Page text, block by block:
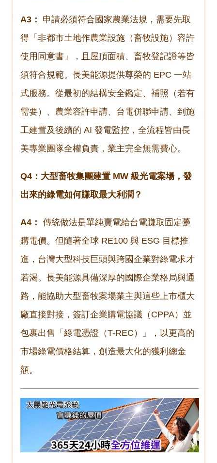
A3：
申請必須符合國家農業法規，需要先取
得「非都市土地作農業設施（畜牧設施）容許
使用同意書」，且屋頂面積、畜牧登記證等皆
須符合規範。長美能源提供尊榮的 EPC 一站
式服務。從最初的結構安全鑑定、補照（若有
需要）、農業容許申請、台電併聯申請、到施
工建置及後續的 AI 發電監控，全流程皆由長
美專業團隊全權負責，業主完全無需費心。
Q4：大型畜牧集團建置 MW 級光電案場，發
出來的綠電如何賺取最大利潤？
A4： 傳統做法是單純賣電給台電賺取固定躉
購電價。但隨著全球 RE100 與 ESG 目標推
進，台灣大型科技巨頭與跨國企業對綠電求才
若渴。長美能源具備深厚的國際企業格局與通
路，能協助大型畜牧案場業主與這些上市櫃大
廠直接對接，簽訂企業購電協議（CPPA）並
包裹出售「綠電憑證（T-REC）」，以更高的
市場綠電價格結算，創造最大化的獲利總金
額。